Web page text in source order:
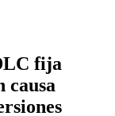
fija
causa